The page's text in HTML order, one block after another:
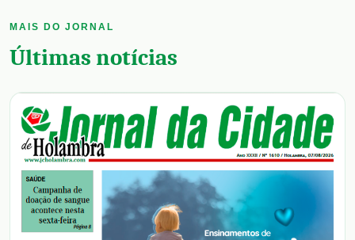
MAIS DO JORNAL
Últimas notícias